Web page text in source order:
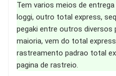
Tem varios meios de
loggi, outro total express,
pegaki entre outros diversos
maioria, vem do total
rastreamento padrao total
pagina de rastreio.